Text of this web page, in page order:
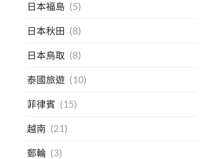
日本福島 (5)
日本秋田 (8)
日本鳥取 (8)
泰國旅遊 (10)
菲律賓 (15)
越南 (21)
郵輪 (3)